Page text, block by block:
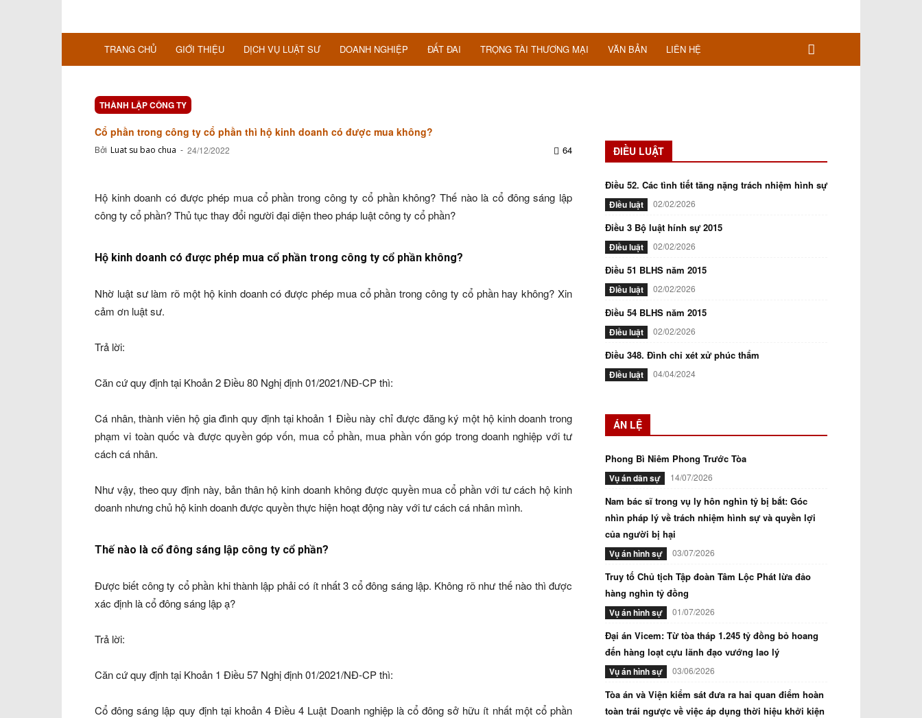
TRANG CHỦ GIỚI THIỆU DỊCH VỤ LUẬT SƯ DOANH NGHIỆP ĐẤT ĐAI TRỌNG TÀI THƯƠNG MẠI VĂN BẢN LIÊN HỆ
THÀNH LẬP CÔNG TY
Cổ phần trong công ty cổ phần thì hộ kinh doanh có được mua không?
Bởi Luat su bao chua - 24/12/2022 64
Hộ kinh doanh có được phép mua cổ phần trong công ty cổ phần không? Thế nào là cổ đông sáng lập
công ty cổ phần? Thủ tục thay đổi người đại diện theo pháp luật công ty cổ phần?
Hộ kinh doanh có được phép mua cổ phần trong công ty cổ phần không?
Nhờ luật sư làm rõ một hộ kinh doanh có được phép mua cổ phần trong công ty cổ phần hay không? Xin
cảm ơn luật sư.
Trả lời:
Căn cứ quy định tại Khoản 2 Điều 80 Nghị định 01/2021/NĐ-CP thì:
Cá nhân, thành viên hộ gia đình quy định tại khoản 1 Điều này chỉ được đăng ký một hộ kinh doanh trong
phạm vi toàn quốc và được quyền góp vốn, mua cổ phần, mua phần vốn góp trong doanh nghiệp với tư
cách cá nhân.
Như vậy, theo quy định này, bản thân hộ kinh doanh không được quyền mua cổ phần với tư cách hộ kinh
doanh nhưng chủ hộ kinh doanh được quyền thực hiện hoạt động này với tư cách cá nhân mình.
Thế nào là cổ đông sáng lập công ty cổ phần?
Được biết công ty cổ phần khi thành lập phải có ít nhất 3 cổ đông sáng lập. Không rõ như thế nào thì được
xác định là cổ đông sáng lập ạ?
Trả lời:
Căn cứ quy định tại Khoản 1 Điều 57 Nghị định 01/2021/NĐ-CP thì:
Cổ đông sáng lập quy định tại khoản 4 Điều 4 Luật Doanh nghiệp là cổ đông sở hữu ít nhất một cổ phần
ĐIỀU LUẬT
Điều 52. Các tình tiết tăng nặng trách nhiệm hình sự
Điều luật 02/02/2026
Điều 3 Bộ luật hính sự 2015
Điều luật 02/02/2026
Điều 51 BLHS năm 2015
Điều luật 02/02/2026
Điều 54 BLHS năm 2015
Điều luật 02/02/2026
Điều 348. Đình chỉ xét xử phúc thẩm
Điều luật 04/04/2024
ÁN LỆ
Phong Bì Niêm Phong Trước Tòa
Vụ án dân sự 14/07/2026
Nam bác sĩ trong vụ ly hôn nghìn tỷ bị bắt: Góc
nhìn pháp lý về trách nhiệm hình sự và quyền lợi
của người bị hại
Vụ án hình sự 03/07/2026
Truy tố Chủ tịch Tập đoàn Tâm Lộc Phát lừa đảo
hàng nghìn tỷ đồng
Vụ án hình sự 01/07/2026
Đại án Vicem: Từ tòa tháp 1.245 tỷ đồng bỏ hoang
đến hàng loạt cựu lãnh đạo vướng lao lý
Vụ án hình sự 03/06/2026
Tòa án và Viện kiểm sát đưa ra hai quan điểm hoàn
toàn trái ngược về việc áp dụng thời hiệu khởi kiện